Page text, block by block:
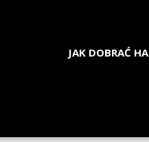
JAK DOBRAĆ